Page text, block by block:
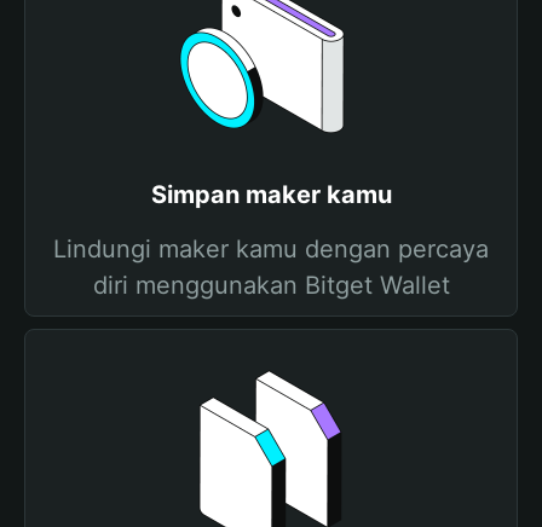
Simpan maker kamu
Lindungi maker kamu dengan percaya
diri menggunakan Bitget Wallet